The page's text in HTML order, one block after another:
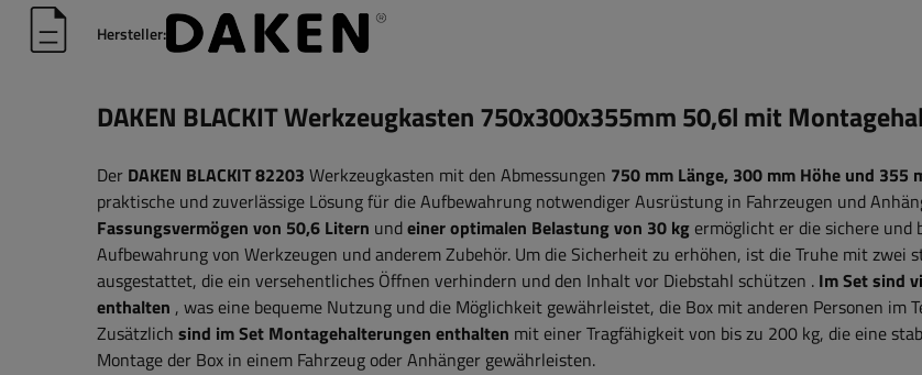
Hersteller:
DAKEN BLACKIT Werkzeugkasten 750x300x355mm 50,6l mit
Der DAKEN BLACKIT 82203 Werkzeugkasten mit den Abmessungen 750 mm Länge, 300 mm Höhe und 355
praktische und zuverlässige Lösung für die Aufbewahrung notwendiger Ausrüstung in Fahrzeugen und
Fassungsvermögen von 50,6 Litern undeiner optimalen Belastung von 30 kg ermöglicht er die sichere und
Aufbewahrung von Werkzeugen und anderem Zubehör. Um die Sicherheit zu erhöhen, ist die Truhe mit zwei
ausgestattet, die ein versehentliches Öffnen verhindern und den Inhalt vor Diebstahl schützen . Im Set sind
enthalten , was eine bequeme Nutzung und die Möglichkeit gewährleistet, die Box mit anderen Personen im
Zusätzlich sind im Set Montagehalterungen enthalten mit einer Tragfähigkeit von bis zu 200 kg, die eine
Montage der Box in einem Fahrzeug oder Anhänger gewährleisten.